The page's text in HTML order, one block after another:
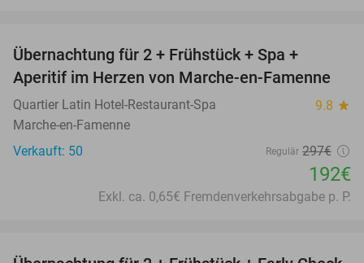
Übernachtung für 2 + Frühstück + Spa +
Aperitif im Herzen von Marche-en-Famenne
Quartier Latin Hotel-Restaurant-Spa 9.8 star
Marche-en-Famenne
Verkauft: 50
Regulär 297€
192€
Exkl. ca. 0,65€ Fremdenverkehrsabgabe p. P.